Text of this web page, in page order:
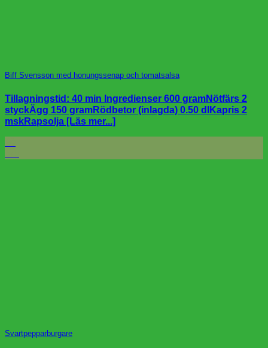
Biff Svensson med honungssenap och tomatsalsa
Tillagningstid: 40 min Ingredienser 600 gramNötfärs 2
styckÄgg 150 gramRödbetor (inlagda) 0.50 dlKapris 2
mskRapsolja [Läs mer...]
Svartpepparburgare